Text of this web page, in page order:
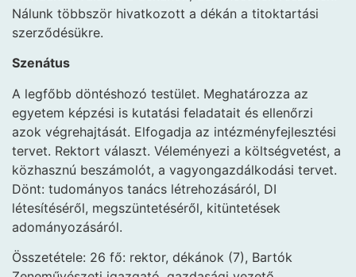
Nálunk többször hivatkozott a dékán a titoktartási
szerződésükre.
Szenátus
A legfőbb döntéshozó testület. Meghatározza az
egyetem képzési is kutatási feladatait és ellenőrzi
azok végrehajtását. Elfogadja az intézményfejlesztési
tervet. Rektort választ. Véleményezi a költségvetést, a
közhasznú beszámolót, a vagyongazdálkodási tervet.
Dönt: tudományos tanács létrehozásáról, DI
létesítéséről, megszüntetéséről, kitüntetések
adományozásáról.
Összetétele: 26 fő: rektor, dékánok (7), Bartók